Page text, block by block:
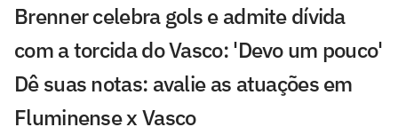
Brenner celebra gols e admite dívida
com a torcida do Vasco: 'Devo um pouco'
Dê suas notas: avalie as atuações em
Fluminense x Vasco